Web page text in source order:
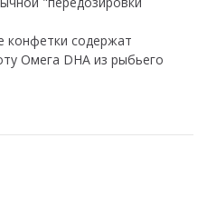
содержат
Омега DHA из рыбьего